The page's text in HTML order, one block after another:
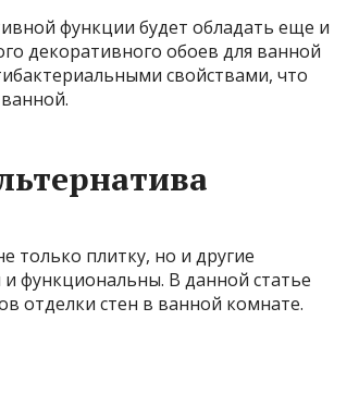
функции будет обладать еще и
декоративного обоев для ванной
свойствами, что
только плитку, но и другие
функциональны. В данной статье
отделки стен в ванной комнате.